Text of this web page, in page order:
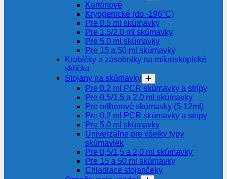
Kartónové
Kryogenické (do -196°C)
Pre 0.5 ml skúmavky
Pre 1.5/2.0 ml skúmavky
Pre 5.0 ml skúmavky
Pre 15 a 50 ml skúmavky
Krabičky a zásobníky na mikroskopické
sklíčka
Stojany na skúmavky
Pre 0.2 ml PCR skúmavky a strípy
Pre 0.5/1.5 a 2.0 ml skúmavky
Pre odberové skúmavky (5-12ml)
Pre 0,2 ml PCR skúmavky a strípy
Pre 5.0 ml skúmavky
Univerzálne pre všetky typy
skúmaviek
Pre 0,5/1,5 a 2,0 ml skúmavky
Pre 15 a 50 ml skúmavky
Chladiace stojančeky